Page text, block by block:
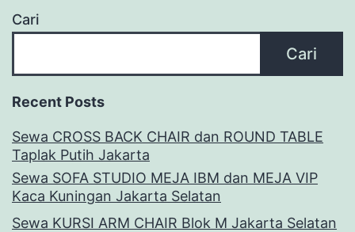
Cari
Cari
Recent Posts
Sewa CROSS BACK CHAIR dan ROUND TABLE
Taplak Putih Jakarta
Sewa SOFA STUDIO MEJA IBM dan MEJA VIP
Kaca Kuningan Jakarta Selatan
Sewa KURSI ARM CHAIR Blok M Jakarta Selatan